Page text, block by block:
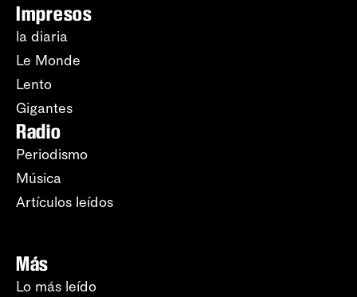
Impresos
la diaria
Le Monde
Lento
Gigantes
Radio
Periodismo
Música
Artículos leídos
Más
Lo más leído